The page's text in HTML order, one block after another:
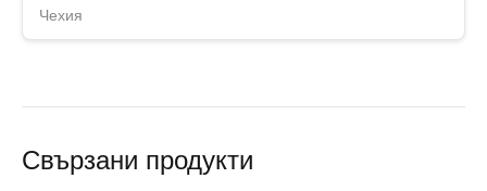
Чехия
Свързани продукти